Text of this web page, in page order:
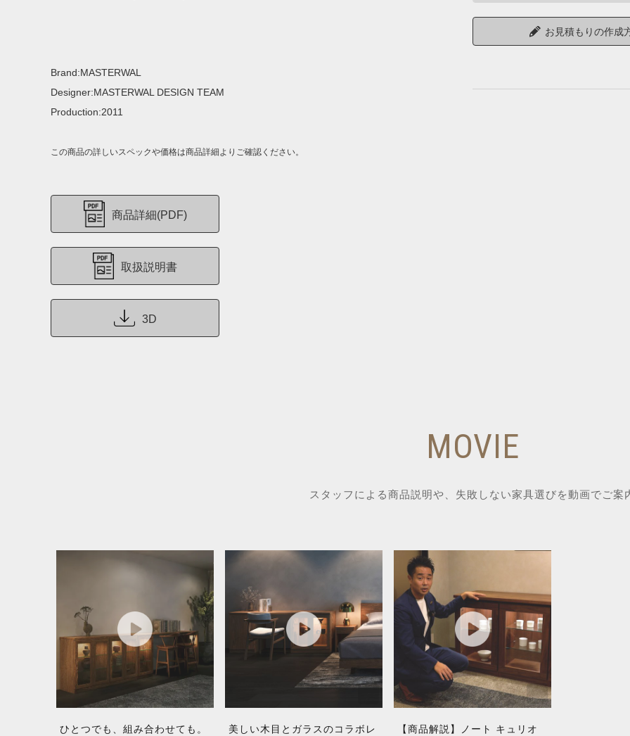
Brand:MASTERWAL
Designer:MASTERWAL DESIGN TEAM
Production:2011
この商品の詳しいスペックや価格は商品詳細よりご確認ください。
商品詳細(PDF)
取扱説明書
3D
お見積もりの作成
MOVIE
スタッフによる商品説明や、失敗しない家具選びを動画でご案
ひとつでも、組み合わせても。
美しい木目とガラスのコラボレ
【商品解説】ノート キュリオ